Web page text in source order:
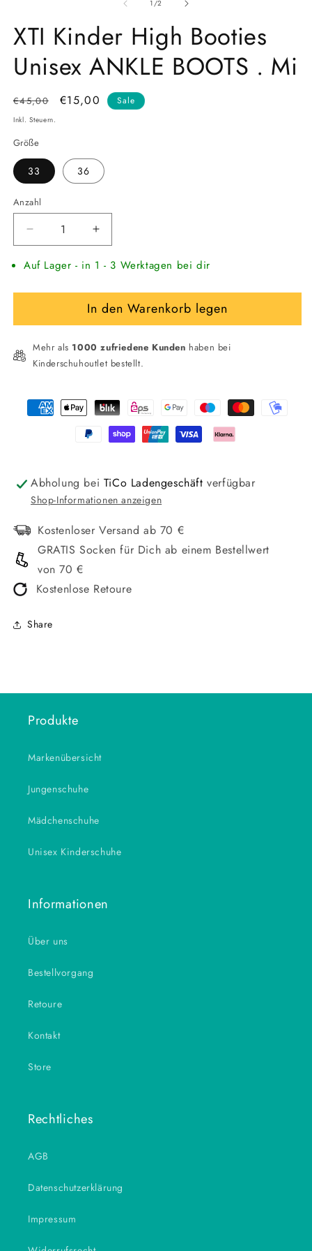
1/von
2
XTI Kinder High Booties
Unisex ANKLE BOOTS . Mi
Normaler
Preis
€45,00 Verkaufspreis
€15,00 Sale
Inkl. Steuern.
Größe
33 36
Anzahl
Verringere
die
Menge
XTI
High
Unisex
ANKLE
.
Mi
Erhöhe
die
Menge
XTI
Kinder
High
Unisex
ANKLE
Mi
Auf Lager - in 1 - 3 Werktagen bei dir
In den Warenkorb legen
Mehr als 1000 zufriedene Kunden haben bei
Kinderschuhoutlet bestellt.
Zahlungsmethoden
Abholung bei TiCo Ladengeschäft verfügbar
Shop-Informationen anzeigen
Kostenloser Versand ab 70 €
GRATIS Socken für Dich ab einem Bestellwert
von 70 €
Kostenlose Retoure
Share
Produkte
Markenübersicht
Jungenschuhe
Mädchenschuhe
Unisex Kinderschuhe
Informationen
Über uns
Bestellvorgang
Retoure
Kontakt
Store
Rechtliches
AGB
Datenschutzerklärung
Impressum